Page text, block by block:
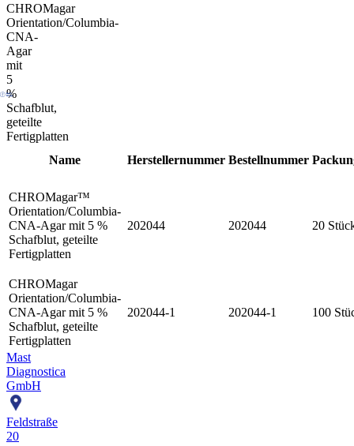
CHROMagar
Orientation/Columbia-
CNA-
Agar
mit
5
%
Schafblut,
geteilte
Fertigplatten
Name
Herstellernummer Bestellnummer
CHROMagar™
Orientation/Columbia-
CNA-Agar mit 5 %
Schafblut, geteilte
Fertigplatten
202044 202044 20
CHROMagar
Orientation/Columbia-
CNA-Agar mit 5 %
Schafblut, geteilte
Fertigplatten
202044-1 202044-1 100
Mast
Diagnostica
GmbH
Feldstraße
20